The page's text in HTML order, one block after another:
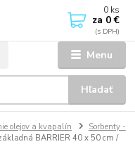
Menu
Hľadať
0 ks
za 0 €
olejov a kvapalín
Sorbenty -
BARRIER 40 x 50 cm /